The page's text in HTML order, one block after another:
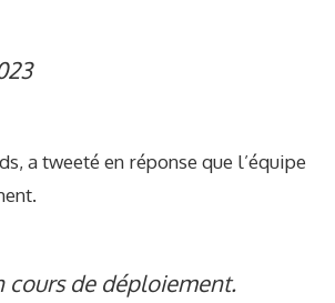
a tweeté en réponse que l’équipe
cours de déploiement.